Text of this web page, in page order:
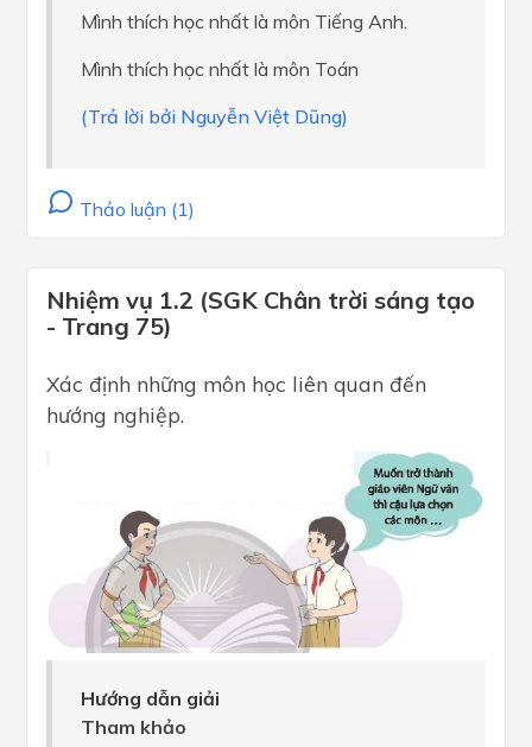
Mình thích học nhất là môn Tiếng Anh.
Mình thích học nhất là môn Toán
(Trả lời bởi Nguyễn Việt Dũng)
Thảo luận (1)
Nhiệm vụ 1.2 (SGK Chân trời sáng tạo
- Trang 75)
Xác định những môn học liên quan đến
hướng nghiệp.
Hướng dẫn giải
Tham khảo